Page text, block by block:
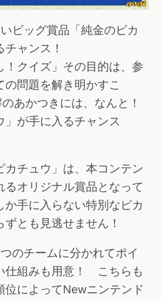
ビッグ賞品「純金のピカ
ャンス！
！クイズ」その目的は、参
問題を解き明かすこ
あかつきには、なんと！
」が手に入るチャンス
カチュウ」は、本コンテン
るオリジナル賞品となって
手に入らない特別なピカ
とも見逃せません！
のチームに分かれてポイ
仕組みも用意！ こちらも
位によってNewニンテンド